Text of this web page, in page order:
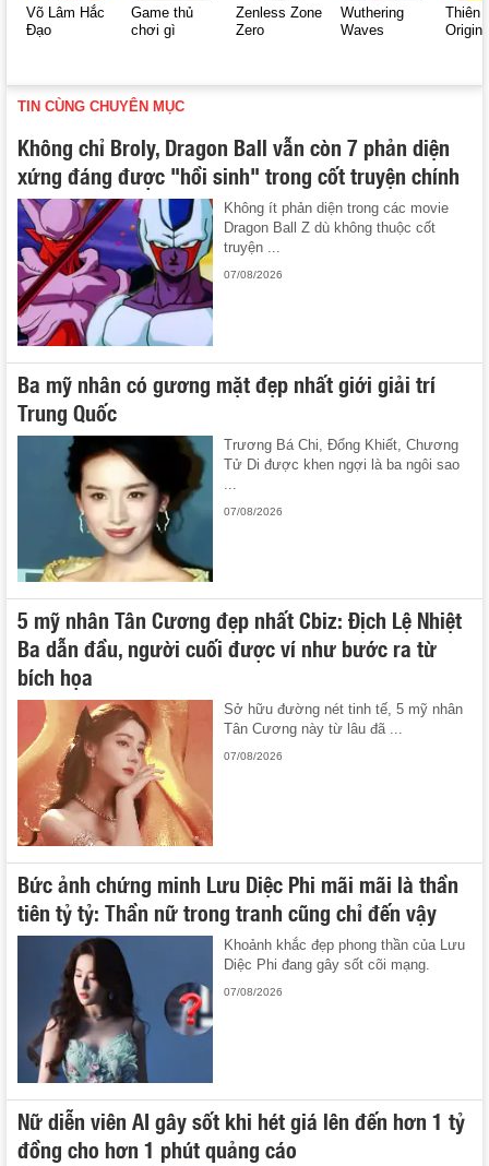
Võ Lâm Hắc
Đạo
Game thủ
chơi gì
Zenless Zone
Zero
Wuthering
Waves
Thiên
Origin
TIN CÙNG CHUYÊN MỤC
Không chỉ Broly, Dragon Ball vẫn còn 7 phản diện
xứng đáng được "hồi sinh" trong cốt truyện chính
Không ít phản diện trong các movie
Dragon Ball Z dù không thuộc cốt
truyện ...
07/08/2026
Ba mỹ nhân có gương mặt đẹp nhất giới giải trí
Trung Quốc
Trương Bá Chi, Đổng Khiết, Chương
Tử Di được khen ngợi là ba ngôi sao
07/08/2026
5 mỹ nhân Tân Cương đẹp nhất Cbiz: Địch Lệ Nhiệt
Ba dẫn đầu, người cuối được ví như bước ra từ
bích họa
Sở hữu đường nét tinh tế, 5 mỹ nhân
Tân Cương này từ lâu đã ...
07/08/2026
Bức ảnh chứng minh Lưu Diệc Phi mãi mãi là thần
tiên tỷ tỷ: Thần nữ trong tranh cũng chỉ đến vậy
Khoảnh khắc đẹp phong thần của Lưu
Diệc Phi đang gây sốt cõi mạng.
07/08/2026
Nữ diễn viên AI gây sốt khi hét giá lên đến hơn 1 tỷ
đồng cho hơn 1 phút quảng cáo